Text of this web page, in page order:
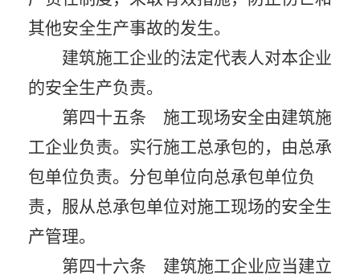
其他安全生产事故的发生。
建筑施工企业的法定代表人对本企业
的安全生产负责。
第四十五条 施工现场安全由建筑施
工企业负责。实行施工总承包的，由总承
包单位负责。分包单位向总承包单位负
责，服从总承包单位对施工现场的安全生
产管理。
第四十六条 建筑施工企业应当建立